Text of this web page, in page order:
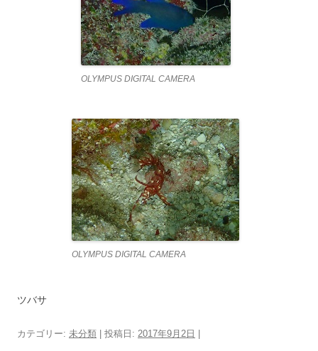
OLYMPUS DIGITAL CAMERA
OLYMPUS DIGITAL CAMERA
ツバサ
カテゴリー: 未分類 | 投稿日: 2017年9月2日